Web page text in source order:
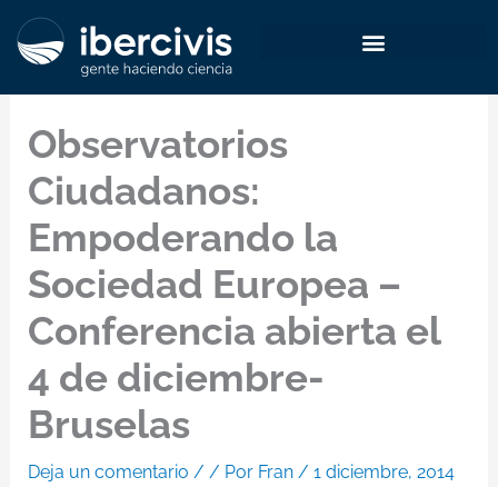
Observatorios
Ciudadanos:
Empoderando la
Sociedad Europea –
Conferencia abierta el
4 de diciembre-
Bruselas
Deja un comentario / / Por Fran / 1 diciembre, 2014